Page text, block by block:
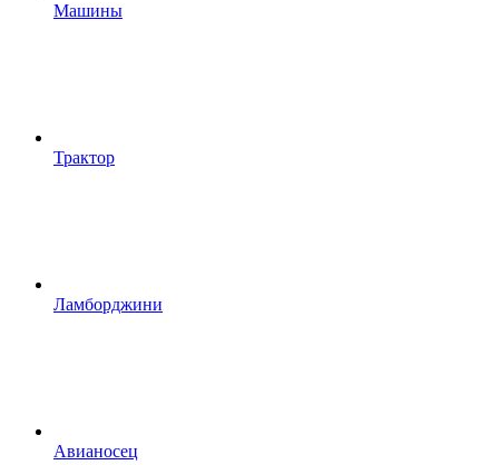
Машины
Трактор
Ламборджини
Авианосец